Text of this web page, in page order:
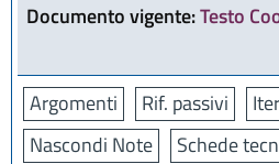
Documento vigente:Testo
Argomenti Rif. passivi Iter
Nascondi Note
Schede